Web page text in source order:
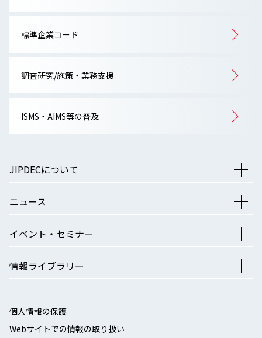
標準企業コード
調査研究/施策・業務支援
ISMS・AIMS等の普及
JIPDECについて
ニュース
イベント・セミナー
情報ライブラリー
個人情報の保護
Webサイトでの情報の取り扱い